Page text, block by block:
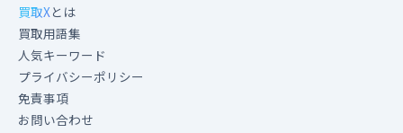
買取Xとは
買取用語集
人気キーワード
プライバシーポリシー
免責事項
お問い合わせ